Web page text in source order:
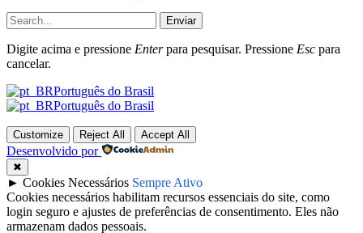
Enviar
Digite acima e pressione Enterpara pesquisar. Pressione Esc para
cancelar.
Português do Brasil
Português do Brasil
Customize Reject All Accept All
Desenvolvido por
✖
► Cookies Necessários Sempre Ativo
Cookies necessários habilitam recursos essenciais do site, como
login seguro e ajustes de preferências de consentimento. Eles não
armazenam dados pessoais.